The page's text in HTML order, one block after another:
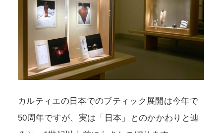
カルティエの日本でのブティック展開は今年で
50周年ですが、実は「日本」とのかかわりと辿